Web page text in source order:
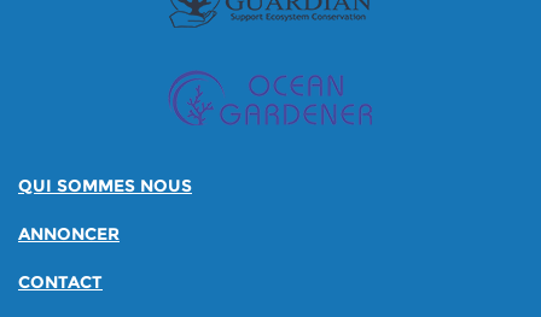
QUI SOMMES NOUS
ANNONCER
CONTACT